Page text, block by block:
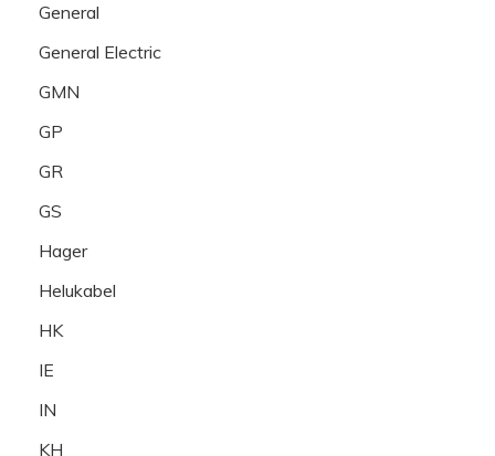
General
General Electric
GMN
GP
GR
GS
Hager
Helukabel
HK
IE
IN
KH